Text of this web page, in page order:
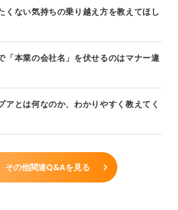
くない気持ちの乗り越え方を教えてほし
「本業の会社名」を伏せるのはマナー違
アとは何なのか、わかりやすく教えてく
その他関連Q&Aを見る